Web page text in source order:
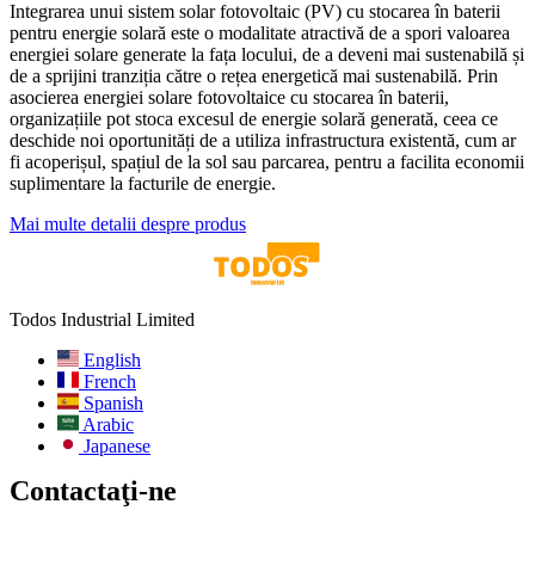
Integrarea unui sistem solar fotovoltaic (PV) cu stocarea în baterii
pentru energie solară este o modalitate atractivă de a spori valoarea
energiei solare generate la fața locului, de a deveni mai sustenabilă și
de a sprijini tranziția către o rețea energetică mai sustenabilă. Prin
asocierea energiei solare fotovoltaice cu stocarea în baterii,
organizațiile pot stoca excesul de energie solară generată, ceea ce
deschide noi oportunități de a utiliza infrastructura existentă, cum ar
fi acoperișul, spațiul de la sol sau parcarea, pentru a facilita economii
suplimentare la facturile de energie.
Mai multe detalii despre produs
Todos Industrial Limited
English
French
Spanish
Arabic
Japanese
Contactaţi-ne